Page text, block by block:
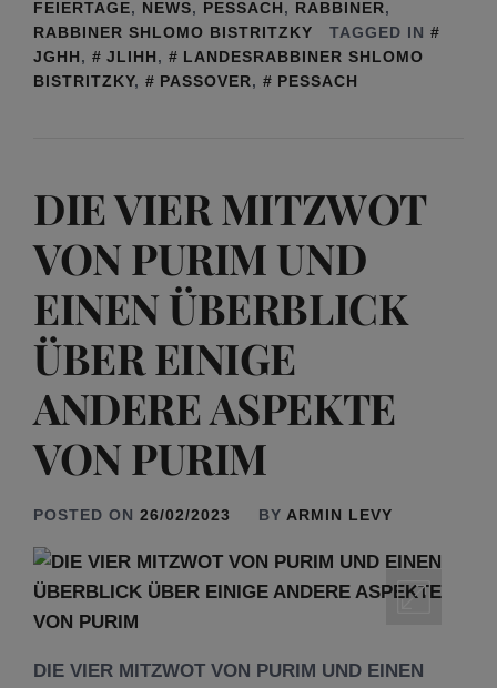
FEIERTAGE, NEWS, PESSACH, RABBINER,
RABBINER SHLOMO BISTRITZKY
TAGGED IN
JGHH, JLIHH,
LANDESRABBINER SHLOMO
BISTRITZKY, PASSOVER, PESSACH
DIE VIER MITZWOT
VON PURIM UND
EINEN ÜBERBLICK
ÜBER EINIGE
ANDERE ASPEKTE
VON PURIM
POSTED ON 26/02/2023 BY ARMIN LEVY
DIE VIER MITZWOT VON PURIM UND EINEN